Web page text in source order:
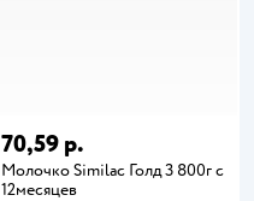
70,59 р.
Молочко Similac Голд 3 800г с
12месяцев